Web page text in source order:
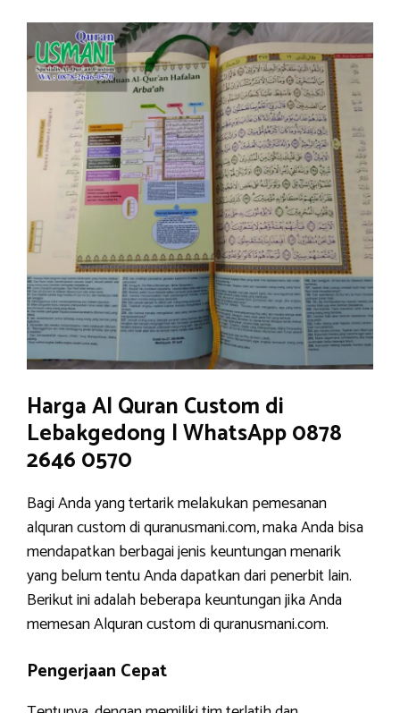
Harga Al Quran Custom di
Lebakgedong | WhatsApp 0878
2646 0570
Bagi Anda yang tertarik melakukan pemesanan
alquran custom di quranusmani.com, maka Anda bisa
mendapatkan berbagai jenis keuntungan menarik
yang belum tentu Anda dapatkan dari penerbit lain.
Berikut ini adalah beberapa keuntungan jika Anda
memesan Alquran custom di quranusmani.com.
Pengerjaan Cepat